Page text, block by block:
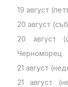
19 август
20 август
20 август
Черноморец
21 август
21 август